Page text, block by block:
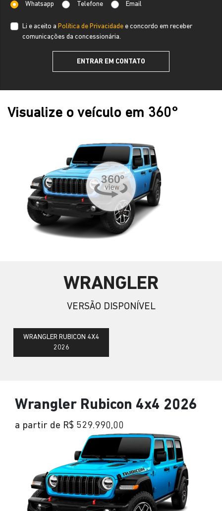
Whatsapp Telefone Email
Li e aceito a Política de Privacidade e concordo em receber
comunicações da concessionária.
ENTRAR EM CONTATO
Visualize o veículo em 360°
WRANGLER
VERSÃO DISPONÍVEL
WRANGLER RUBICON 4X4
2026
Wrangler Rubicon 4x4 2026
a partir de R$ 529.990,00